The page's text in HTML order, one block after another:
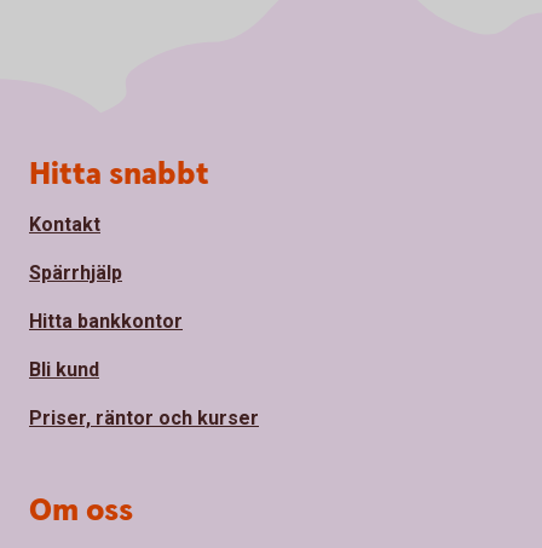
Sidfot
Hitta snabbt
Kontakt
Spärrhjälp
Hitta bankkontor
Bli kund
Priser, räntor och kurser
Om oss